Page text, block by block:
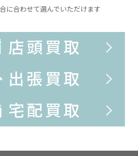
に合わせて選んでいただけます
店頭買取
出張買取
宅配買取